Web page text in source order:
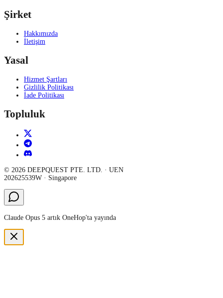
Şirket
Hakkımızda
İletişim
Yasal
Hizmet Şartları
Gizlilik Politikası
İade Politikası
Topluluk
© 2026 DEEPQUEST PTE. LTD. · UEN
202625539W · Singapore
Claude Opus 5 artık OneHop'ta yayında